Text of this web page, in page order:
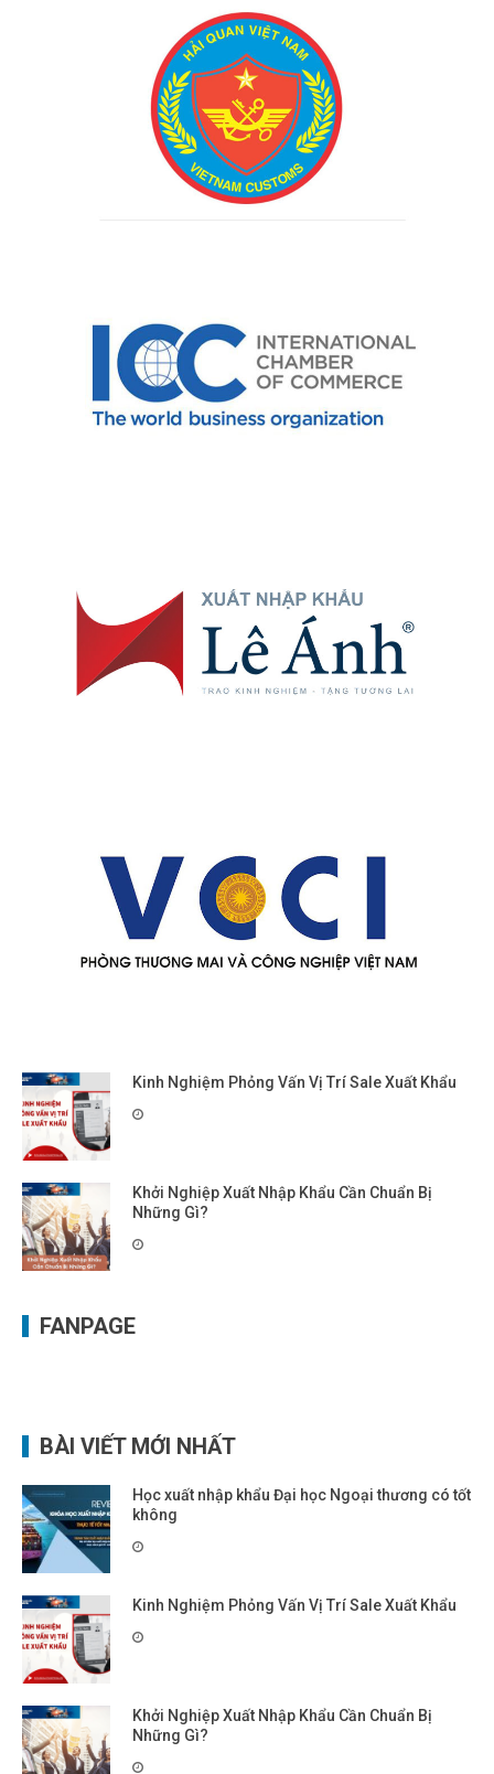
Kinh Nghiệm Phỏng Vấn Vị Trí Sale Xuất Khẩu
Khởi Nghiệp Xuất Nhập Khẩu Cần Chuẩn Bị
Những Gì?
FANPAGE
BÀI VIẾT MỚI NHẤT
Học xuất nhập khẩu Đại học Ngoại thương có tốt
không
Kinh Nghiệm Phỏng Vấn Vị Trí Sale Xuất Khẩu
Khởi Nghiệp Xuất Nhập Khẩu Cần Chuẩn Bị
Những Gì?